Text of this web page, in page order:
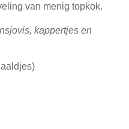
van menig topkok.
kappertjes en